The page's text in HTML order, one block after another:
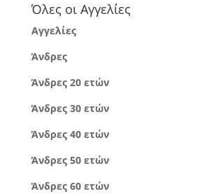
Όλες οι Αγγελίες
Αγγελίες
Άνδρες
Άνδρες 20 ετών
Άνδρες 30 ετών
Άνδρες 40 ετών
Άνδρες 50 ετών
Άνδρες 60 ετών